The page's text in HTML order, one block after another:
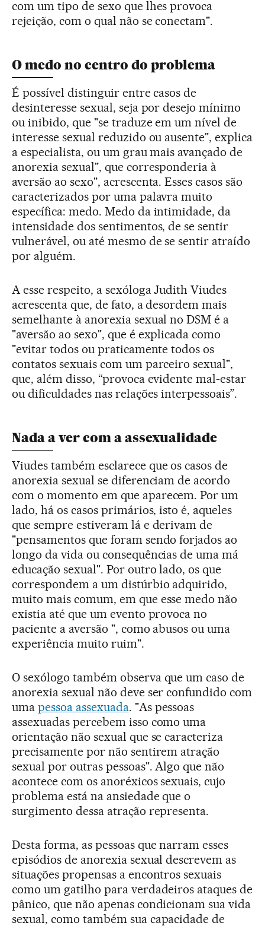
com um tipo de sexo que lhes provoca
rejeição, com o qual não se conectam".
O medo no centro do problema
É possível distinguir entre casos de
desinteresse sexual, seja por desejo mínimo
ou inibido, que "se traduze em um nível de
interesse sexual reduzido ou ausente", explica
a especialista, ou um grau mais avançado de
anorexia sexual", que corresponderia à
aversão ao sexo", acrescenta. Esses casos são
caracterizados por uma palavra muito
específica: medo. Medo da intimidade, da
intensidade dos sentimentos, de se sentir
vulnerável, ou até mesmo de se sentir atraído
por alguém.
A esse respeito, a sexóloga Judith Viudes
acrescenta que, de fato, a desordem mais
semelhante à anorexia sexual no DSM é a
"aversão ao sexo", que é explicada como
"evitar todos ou praticamente todos os
contatos sexuais com um parceiro sexual",
que, além disso, “provoca evidente mal-estar
ou dificuldades nas relações interpessoais”.
Nada a ver com a assexualidade
Viudes também esclarece que os casos de
anorexia sexual se diferenciam de acordo
com o momento em que aparecem. Por um
lado, há os casos primários, isto é, aqueles
que sempre estiveram lá e derivam de
"pensamentos que foram sendo forjados ao
longo da vida ou consequências de uma má
educação sexual". Por outro lado, os que
correspondem a um distúrbio adquirido,
muito mais comum, em que esse medo não
existia até que um evento provoca no
paciente a aversão ", como abusos ou uma
experiência muito ruim".
O sexólogo também observa que um caso de
anorexia sexual não deve ser confundido com
uma pessoa assexuada. "As pessoas
assexuadas percebem isso como uma
orientação não sexual que se caracteriza
precisamente por não sentirem atração
sexual por outras pessoas". Algo que não
acontece com os anoréxicos sexuais, cujo
problema está na ansiedade que o
surgimento dessa atração representa.
Desta forma, as pessoas que narram esses
episódios de anorexia sexual descrevem as
situações propensas a encontros sexuais
como um gatilho para verdadeiros ataques de
pânico, que não apenas condicionam sua vida
sexual, como também sua capacidade de